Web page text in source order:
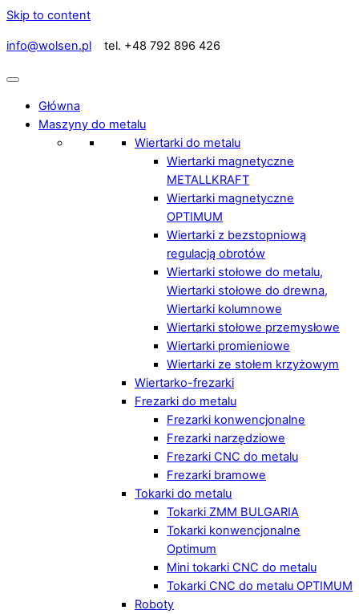
Skip to content
info@wolsen.pl tel. +48 792 896 426
Główna
Maszyny do metalu
Wiertarki do metalu
Wiertarki magnetyczne
METALLKRAFT
Wiertarki magnetyczne
OPTIMUM
Wiertarki z bezstopniową
regulacją obrotów
Wiertarki stołowe do metalu,
Wiertarki stołowe do drewna,
Wiertarki kolumnowe
Wiertarki stołowe przemysłowe
Wiertarki promieniowe
Wiertarki ze stołem krzyżowym
Wiertarko-frezarki
Frezarki do metalu
Frezarki konwencjonalne
Frezarki narzędziowe
Frezarki CNC do metalu
Frezarki bramowe
Tokarki do metalu
Tokarki ZMM BULGARIA
Tokarki konwencjonalne
Optimum
Mini tokarki CNC do metalu
Tokarki CNC do metalu OPTIMUM
Roboty